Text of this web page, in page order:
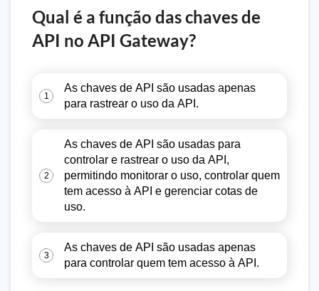
Qual é a função das chaves de
API no API Gateway?
1
As chaves de API são usadas apenas
para rastrear o uso da API.
2
As chaves de API são usadas para
controlar e rastrear o uso da API,
permitindo monitorar o uso, controlar quem
tem acesso à API e gerenciar cotas de
uso.
3
As chaves de API são usadas apenas
para controlar quem tem acesso à API.